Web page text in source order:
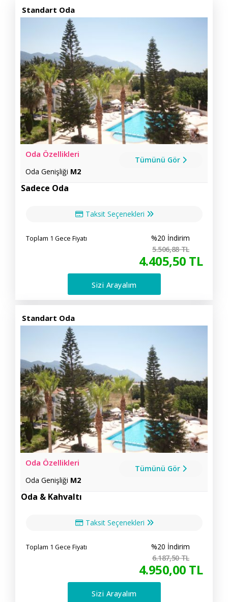
Standart Oda
Oda Özellikleri
Oda Genişliği M2
Tümünü Gör
Sadece Oda
Taksit Seçenekleri
Toplam 1 Gece Fiyatı
%20 İndirim
5.506,88TL
4.405,50 TL
Sizi Arayalım
Standart Oda
Oda Özellikleri
Oda Genişliği M2
Tümünü Gör
Oda & Kahvaltı
Taksit Seçenekleri
Toplam 1 Gece Fiyatı
%20 İndirim
6.187,50TL
4.950,00 TL
Sizi Arayalım